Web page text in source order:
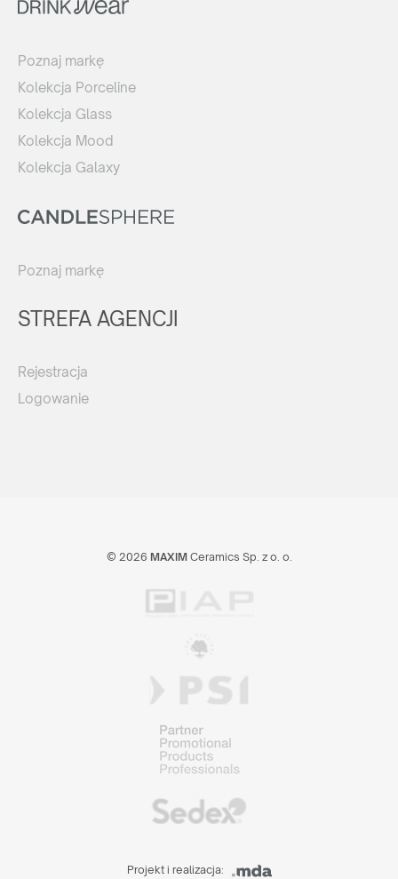
Poznaj markę
Kolekcja Porceline
Kolekcja Glass
Kolekcja Mood
Kolekcja Galaxy
Poznaj markę
STREFA AGENCJI
Rejestracja
Logowanie
© 2026 MAXIMCeramics Sp. z o. o.
Projekt i realizacja: